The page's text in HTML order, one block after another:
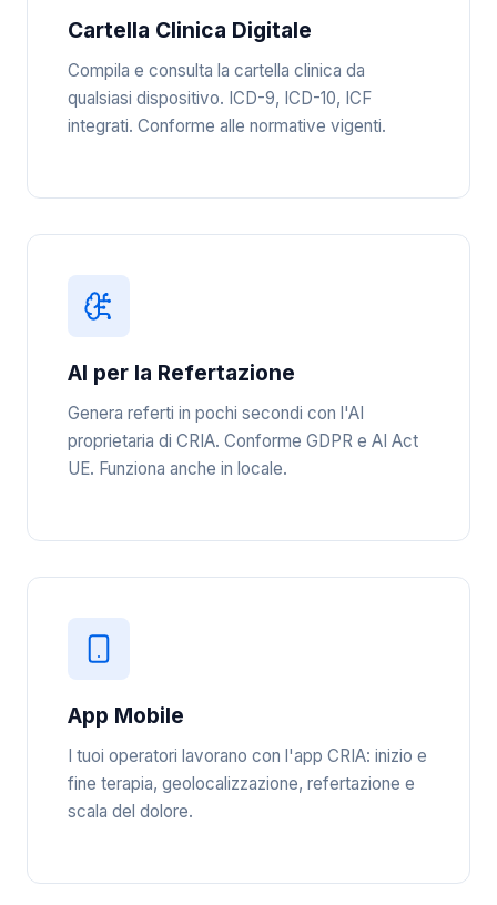
Cartella Clinica Digitale
Compila e consulta la cartella clinica da
qualsiasi dispositivo. ICD-9, ICD-10, ICF
integrati. Conforme alle normative vigenti.
AI per la Refertazione
Genera referti in pochi secondi con l'AI
proprietaria di CRIA. Conforme GDPR e AI Act
UE. Funziona anche in locale.
App Mobile
I tuoi operatori lavorano con l'app CRIA: inizio e
fine terapia, geolocalizzazione, refertazione e
scala del dolore.